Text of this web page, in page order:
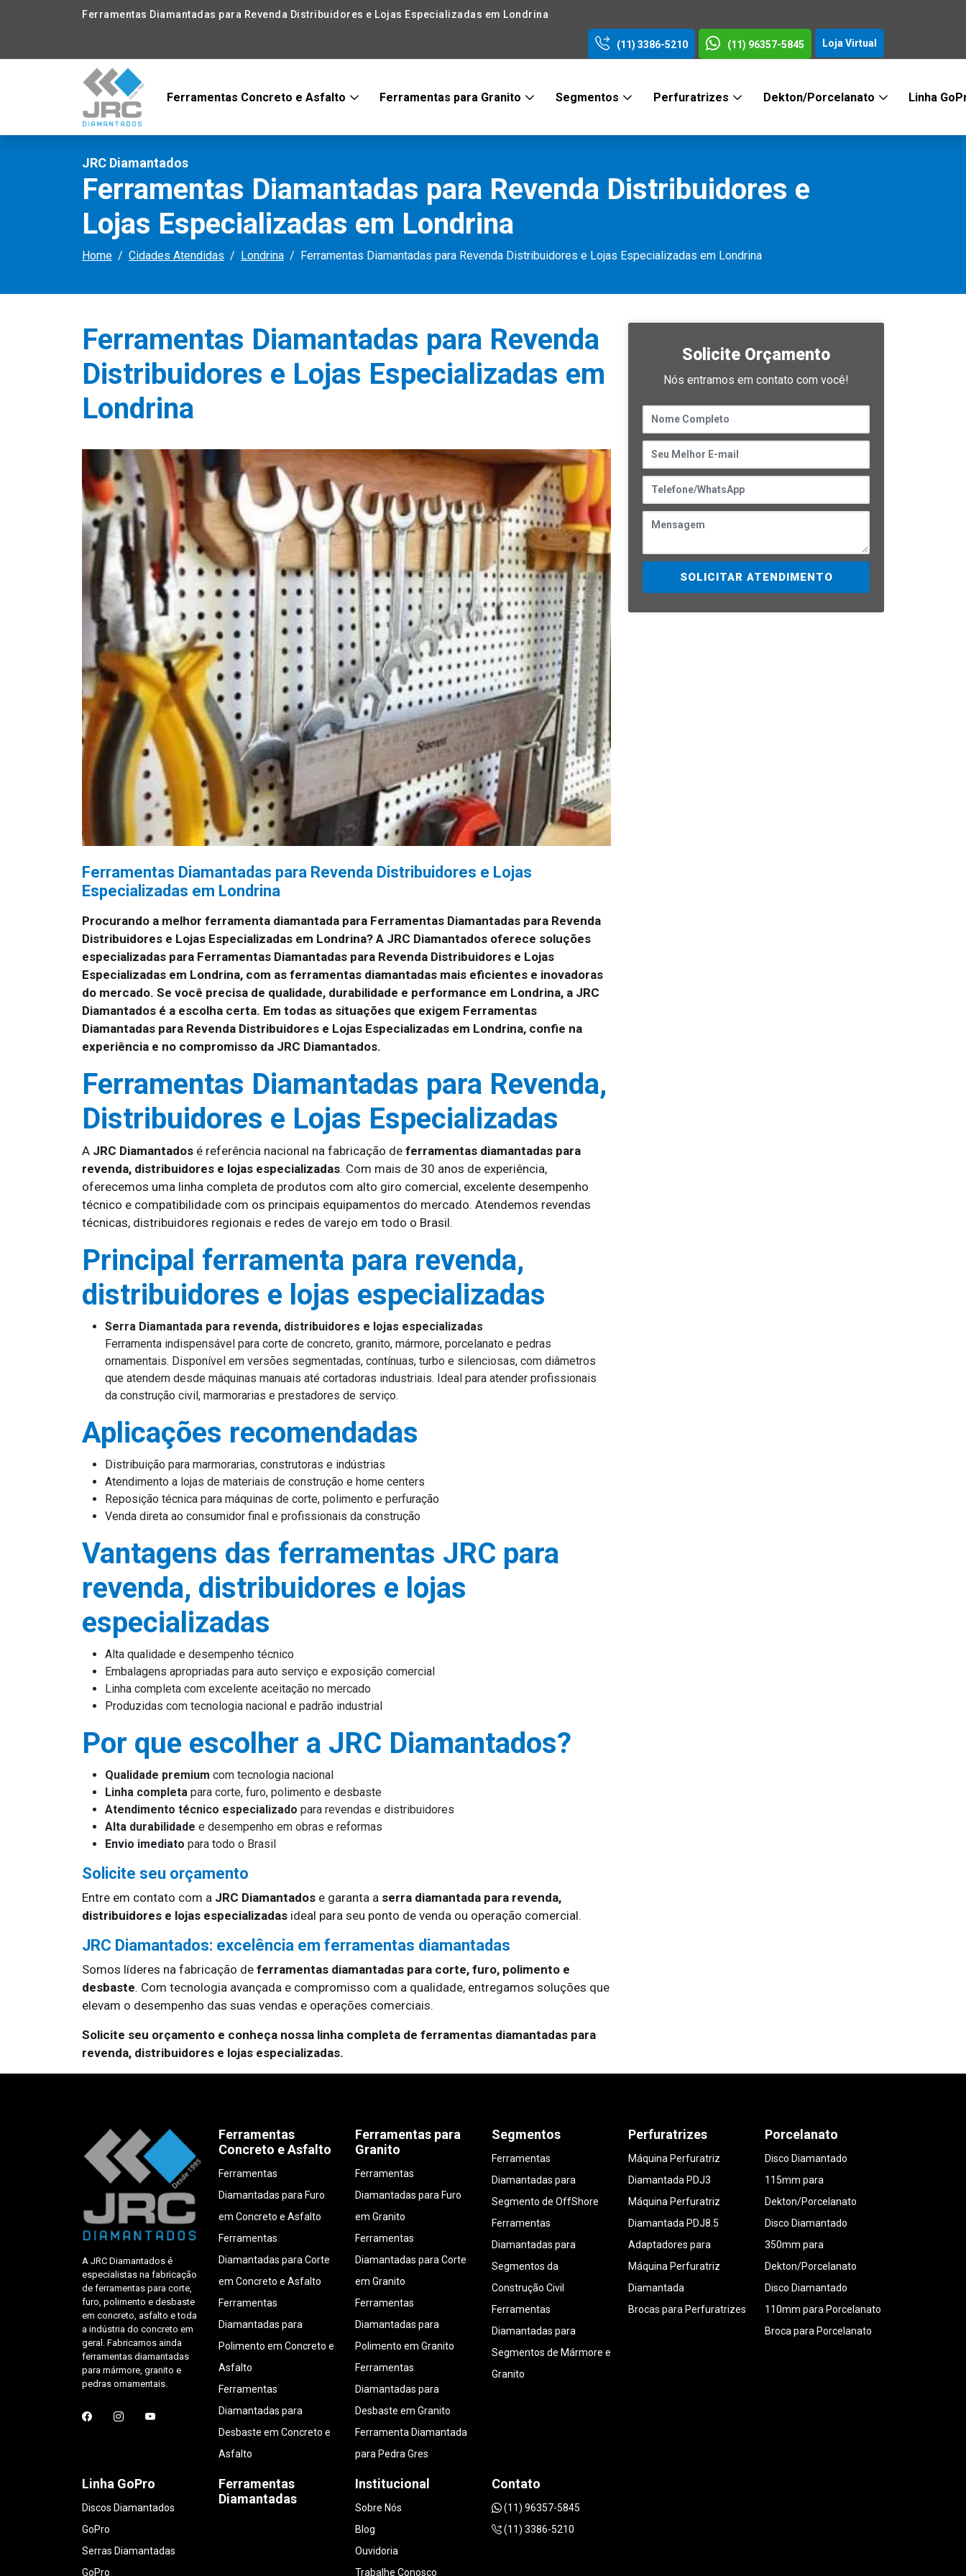
Ferramentas Diamantadas para Revenda Distribuidores e Lojas Especializadas em Londrina
(11) 3386-5210 (11) 96357-5845 Loja Virtual
Ferramentas Concreto e Asfalto Ferramentas para Granito Segmentos Perfuratrizes Dekton/Porcelanato Linha
JRC Diamantados
Ferramentas Diamantadas para Revenda Distribuidores e
Lojas Especializadas em Londrina
Home Cidades Atendidas Londrina Ferramentas Diamantadas para Revenda Distribuidores e Lojas Especializadas em Londrina
Ferramentas Diamantadas para Revenda
Distribuidores e Lojas Especializadas em
Londrina
Ferramentas Diamantadas para Revenda Distribuidores e Lojas
Especializadas em Londrina
Procurando a melhor ferramenta diamantada para Ferramentas Diamantadas para Revenda
Distribuidores e Lojas Especializadas em Londrina? A JRC Diamantados oferece soluções
especializadas para Ferramentas Diamantadas para Revenda Distribuidores e Lojas
Especializadas em Londrina, com as ferramentas diamantadas mais eficientes e inovadoras
do mercado. Se você precisa de qualidade, durabilidade e performance em Londrina, a JRC
Diamantados é a escolha certa. Em todas as situações que exigem Ferramentas
Diamantadas para Revenda Distribuidores e Lojas Especializadas em Londrina, confie na
experiência e no compromisso da JRC Diamantados.
Ferramentas Diamantadas para Revenda,
Distribuidores e Lojas Especializadas
A JRC Diamantados é referência nacional na fabricação de ferramentas diamantadas para
revenda, distribuidores e lojas especializadas. Com mais de 30 anos de experiência,
oferecemos uma linha completa de produtos com alto giro comercial, excelente desempenho
técnico e compatibilidade com os principais equipamentos do mercado. Atendemos revendas
técnicas, distribuidores regionais e redes de varejo em todo o Brasil.
Principal ferramenta para revenda,
distribuidores e lojas especializadas
Serra Diamantada para revenda, distribuidores e lojas especializadas
Ferramenta indispensável para corte de concreto, granito, mármore, porcelanato e pedras
ornamentais. Disponível em versões segmentadas, contínuas, turbo e silenciosas, com diâmetros
que atendem desde máquinas manuais até cortadoras industriais. Ideal para atender profissionais
da construção civil, marmorarias e prestadores de serviço.
Aplicações recomendadas
Distribuição para marmorarias, construtoras e indústrias
Atendimento a lojas de materiais de construção e home centers
Reposição técnica para máquinas de corte, polimento e perfuração
Venda direta ao consumidor final e profissionais da construção
Vantagens das ferramentas JRC para
revenda, distribuidores e lojas
especializadas
Alta qualidade e desempenho técnico
Embalagens apropriadas para auto serviço e exposição comercial
Linha completa com excelente aceitação no mercado
Produzidas com tecnologia nacional e padrão industrial
Por que escolher a JRC Diamantados?
Qualidade premium com tecnologia nacional
Linha completa para corte, furo, polimento e desbaste
Atendimento técnico especializado para revendas e distribuidores
Alta durabilidade e desempenho em obras e reformas
Envio imediato para todo o Brasil
Solicite seu orçamento
Entre em contato com a JRC Diamantados e garanta a serra diamantada para revenda,
distribuidores e lojas especializadas ideal para seu ponto de venda ou operação comercial.
JRC Diamantados: excelência em ferramentas diamantadas
Somos líderes na fabricação de ferramentas diamantadas para corte, furo, polimento e
desbaste. Com tecnologia avançada e compromisso com a qualidade, entregamos soluções que
elevam o desempenho das suas vendas e operações comerciais.
Solicite seu orçamento e conheça nossa linha completa de ferramentas diamantadas para
revenda, distribuidores e lojas especializadas.
Solicite Orçamento
Nós entramos em contato com você!
SOLICITAR ATENDIMENTO
A JRC Diamantados é
especialistas na fabricação
de ferramentas para corte,
furo, polimento e desbaste
em concreto, asfalto e toda
a indústria do concreto em
geral. Fabricamos ainda
ferramentas diamantadas
para mármore, granito e
pedras ornamentais.
Ferramentas
Concreto e Asfalto
Ferramentas
Diamantadas para Furo
em Concreto e Asfalto
Ferramentas
Diamantadas para Corte
em Concreto e Asfalto
Ferramentas
Diamantadas para
Polimento em Concreto e
Asfalto
Ferramentas
Diamantadas para
Desbaste em Concreto e
Asfalto
Ferramentas para
Granito
Ferramentas
Diamantadas para Furo
em Granito
Ferramentas
Diamantadas para Corte
em Granito
Ferramentas
Diamantadas para
Polimento em Granito
Ferramentas
Diamantadas para
Desbaste em Granito
Ferramenta Diamantada
para Pedra Gres
Segmentos
Ferramentas
Diamantadas para
Segmento de OffShore
Ferramentas
Diamantadas para
Segmentos da
Construção Civil
Ferramentas
Diamantadas para
Segmentos de Mármore e
Granito
Perfuratrizes
Máquina Perfuratriz
Diamantada PDJ3
Máquina Perfuratriz
Diamantada PDJ8.5
Adaptadores para
Máquina Perfuratriz
Diamantada
Brocas para Perfuratrizes
Porcelanato
Disco Diamantado
115mm para
Dekton/Porcelanato
Disco Diamantado
350mm para
Dekton/Porcelanato
Disco Diamantado
110mm para Porcelanato
Broca para Porcelanato
Linha GoPro
Discos Diamantados
GoPro
Serras Diamantadas
GoPro
Ferramentas
Diamantadas
Institucional
Sobre Nós
Blog
Ouvidoria
Trabalhe Conosco
Contato
(11) 96357-5845
(11) 3386-5210